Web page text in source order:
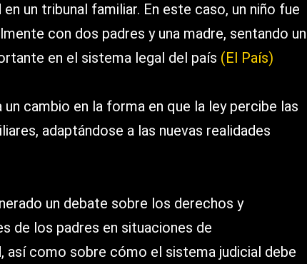
un tribunal familiar. En este caso, un niño fue
con dos padres y una madre, sentando un
en el sistema legal del país​ (El País)
cambio en la forma en que la ley percibe las
adaptándose a las nuevas realidades
un debate sobre los derechos y
de los padres en situaciones de
así como sobre cómo el sistema judicial debe